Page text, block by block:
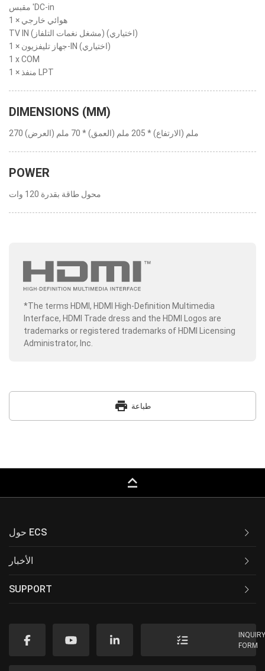
مقبس 'DC-in
1 × هوائي خارجي
TV IN (مشغل نغمات التلفاز) (اختياري)
1 × جهاز تليفزيون-IN (اختياري)
1 x COM
1 × منفذ LPT
DIMENSIONS (MM)
270 ملم (الارتفاع) * 205 ملم (العمق) * 70 ملم (العرض)
POWER
محول طاقة بقدرة 120 وات
*The terms HDMI, HDMI High-Definition Multimedia
Interface, HDMI Trade dress and the HDMI Logos are
trademarks or registered trademarks of HDMI Licensing
Administrator, Inc.
print طباعة
keyboard_capslock
حول ECS
الأخبار
SUPPORT
FORM